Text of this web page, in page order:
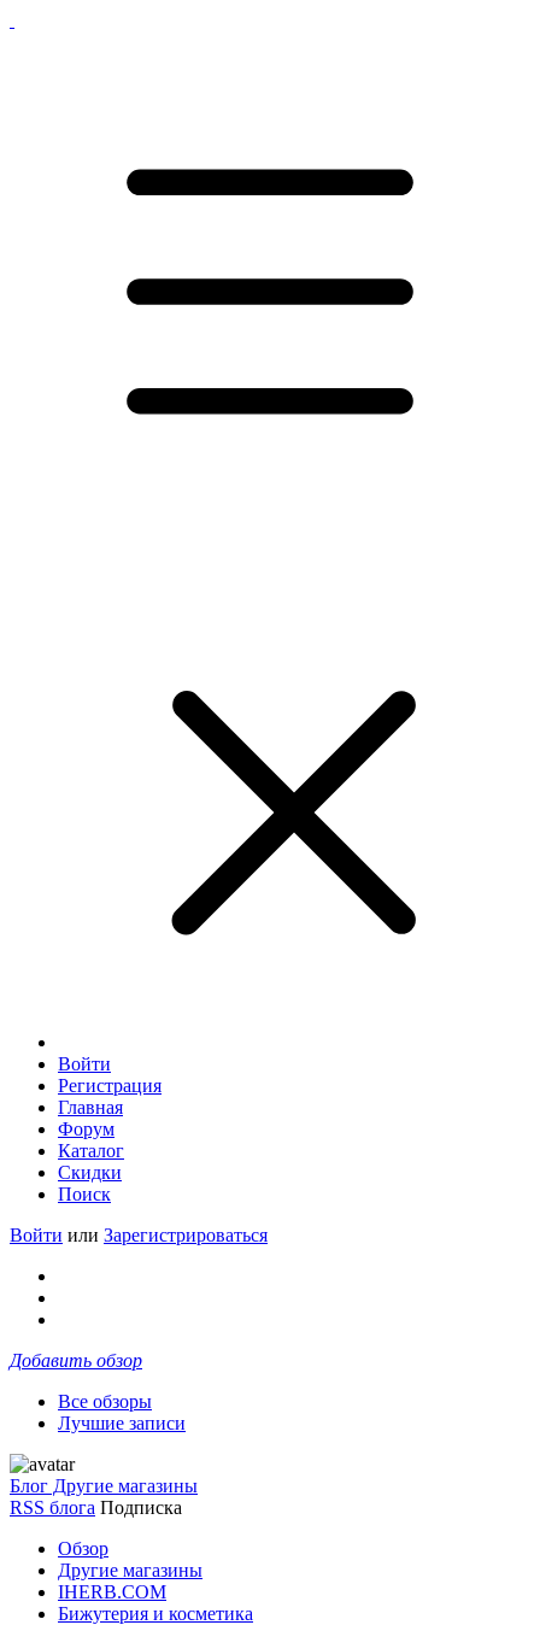
Войти
Регистрация
Главная
Форум
Каталог
Скидки
Поиск
Войти или Зарегистрироваться
Добавить обзор
Все обзоры
Лучшие записи
Блог Другие магазины
RSS блога Подписка
Обзор
Другие магазины
IHERB.COM
Бижутерия и косметика